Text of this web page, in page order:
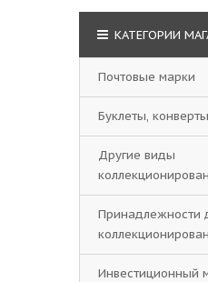
КАТЕГОРИИ
Почтовые марки
Буклеты,
Другие виды
Принадлежности
Инвестиционный